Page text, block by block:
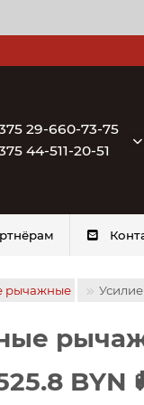
29-660-73-75
44-511-20-51
рычажные
BYN